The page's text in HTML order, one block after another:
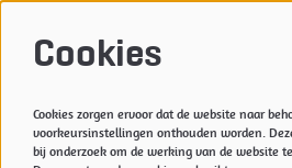
Bekijkhierde actuele
Privacyverklaring &
Techniek
Cookies
Cookies zorgen ervoor dat de website naar
voorkeursinstellingen onthouden worden.
bij onderzoek om de werking van de website